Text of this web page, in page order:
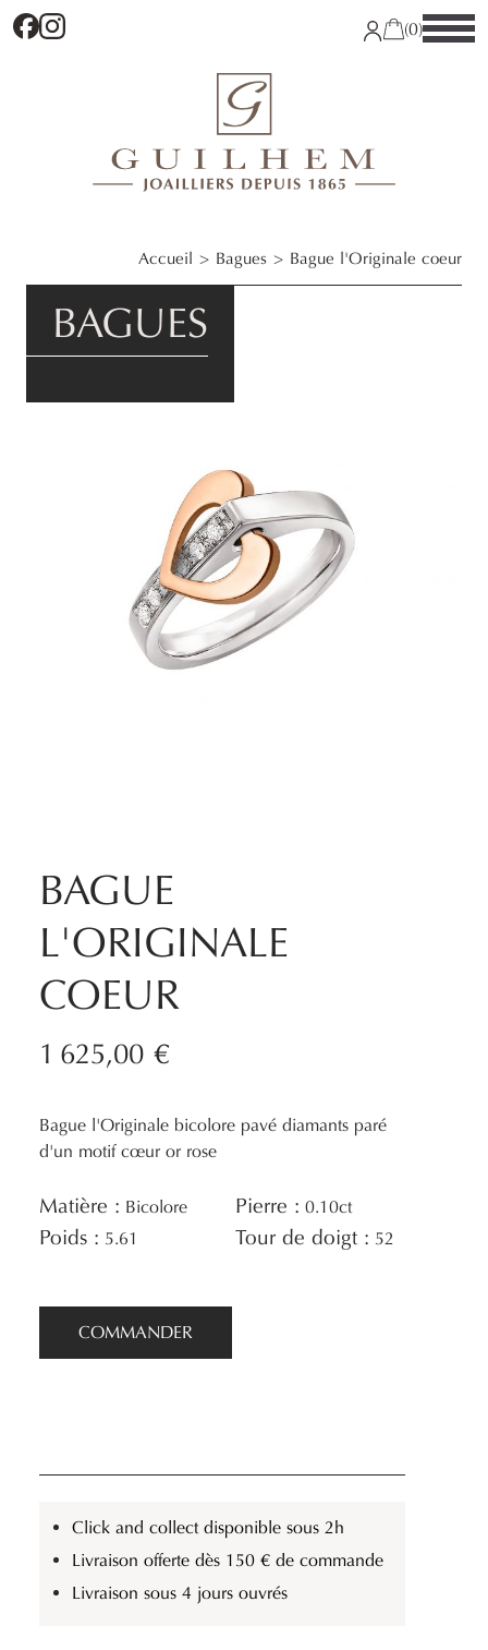
Facebook (0)
Accueil Bagues Bague l'Originale coeur
BAGUES
BAGUE
L'ORIGINALE
COEUR
1 625,00 €
Bague l'Originale bicolore pavé diamants paré
d'un motif cœur or rose
Matière : Bicolore Pierre : 0.10ct
Poids : 5.61 Tour de doigt : 52
COMMANDER
Click and collect disponible sous 2h
Livraison offerte dès 150 € de commande
Livraison sous 4 jours ouvrés